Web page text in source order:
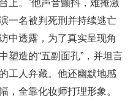
上。”他声音颤抖，难掩激
一名被判死刑并持续逃亡
中透露，为了真实呈现角
塑造的“五副面孔”，并坦言
工人弁藏。他还幽默地感
，全靠化妆师打理形象。